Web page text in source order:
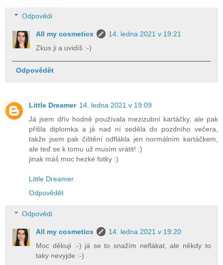
Odpovědi
All my cosmetics
14. ledna 2021 v 19:21
Zkus ji a uvidíš :-)
Odpovědět
Little Dreamer 14. ledna 2021 v 19:09
Já jsem dřív hodně používala mezizubní kartáčky, ale pak
přišla diplomka a já nad ní seděla do pozdního večera,
takže jsem pak čištění odflákla jen normálním kartáčkem,
ale teď se k tomu už musím vrátit! :)
jinak máš moc hezké fotky :)
Little Dreamer
Odpovědět
Odpovědi
All my cosmetics
14. ledna 2021 v 19:20
Moc děkuji :-) já se to snažím neflákat, ale někdy to
taky nevyjde :-)